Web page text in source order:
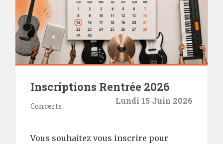
Inscriptions Rentrée 2026
Concerts
Lundi 15 Juin 2026
Vous souhaitez vous inscrire pour